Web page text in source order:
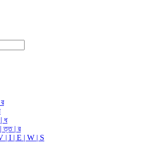
ধ
ত্ত | র
| I | E | W | S